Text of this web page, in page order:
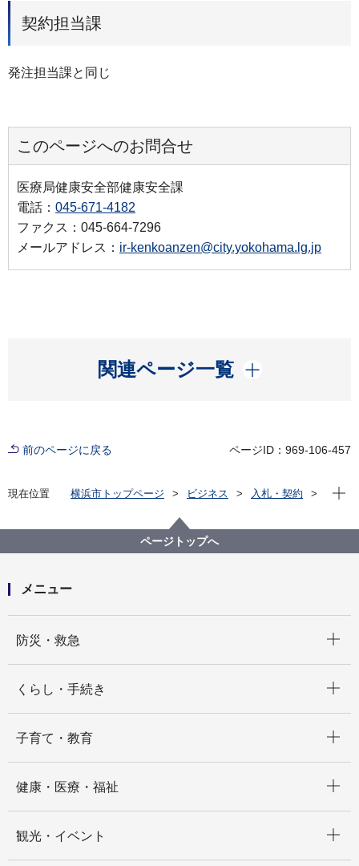
契約担当課
発注担当課と同じ
このページへのお問合せ
医療局健康安全部健康安全課
電話： 045-671-4182
ファクス：045-664-7296
メールアドレス： ir-kenkoanzen@city.yokohama.lg.jp
関連ページ一覧
開く
前のページに戻る ページID：969-106-457
現在位置 横浜市トップページ ビジネス
入札・契約
【入札結果掲載】【公募型指名競争入札】令和８年度
市民エイズ・ＨＩＶ啓発及び情報提供事業委託
現在
ページトップへ
メニュー
防災・救急
くらし・手続き
子育て・教育
健康・医療・福祉
観光・イベント